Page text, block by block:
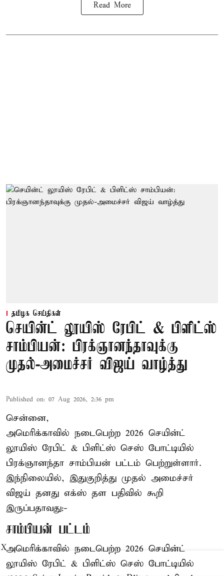
Read More
தமிழக செய்திகள்
செயின்ட் லூயிஸ் ரேபிட் & பிளிட்ஸ்
சாம்பியன்: பிரக்ஞானந்தாவுக்கு
முதல்-அமைச்சர் விஜய் வாழ்த்து
Published on: 07 Aug 2026, 2:36 pm
சென்னை,
அமெரிக்காவில் நடைபெற்ற 2026 செயின்ட்
லூயிஸ் ரேபிட் & பிளிட்ஸ் செஸ் போட்டியில்
பிரக்ஞானந்தா சாம்பியன் பட்டம் பெற்றுள்ளார்.
இந்நிலையில், இதுகுறித்து முதல் அமைச்சர்
விஜய் தனது எக்ஸ் தள பதிவில் கூறி
இருப்பதாவது:-
சாம்பியன் பட்டம்
அமெரிக்காவில் நடைபெற்ற 2026 செயின்ட்
லூயிஸ் ரேபிட் & பிளிட்ஸ் செஸ் போட்டியில்
X